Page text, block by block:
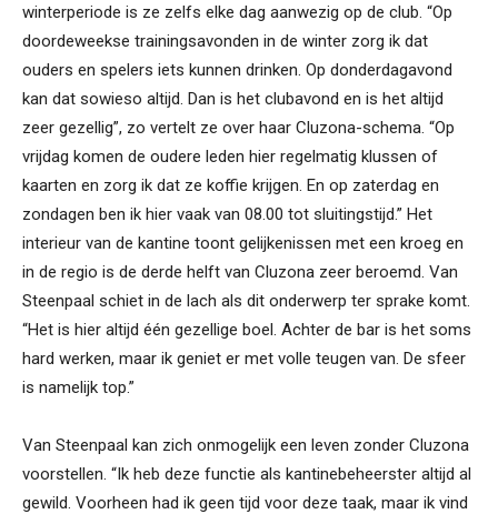
winterperiode is ze zelfs elke dag aanwezig op de club. “Op
doordeweekse trainingsavonden in de winter zorg ik dat
ouders en spelers iets kunnen drinken. Op donderdagavond
kan dat sowieso altijd. Dan is het clubavond en is het altijd
zeer gezellig”, zo vertelt ze over haar Cluzona-schema. “Op
vrijdag komen de oudere leden hier regelmatig klussen of
kaarten en zorg ik dat ze koffie krijgen. En op zaterdag en
zondagen ben ik hier vaak van 08.00 tot sluitingstijd.” Het
interieur van de kantine toont gelijkenissen met een kroeg en
in de regio is de derde helft van Cluzona zeer beroemd. Van
Steenpaal schiet in de lach als dit onderwerp ter sprake komt.
“Het is hier altijd één gezellige boel. Achter de bar is het soms
hard werken, maar ik geniet er met volle teugen van. De sfeer
is namelijk top.”
Van Steenpaal kan zich onmogelijk een leven zonder Cluzona
voorstellen. “Ik heb deze functie als kantinebeheerster altijd al
gewild. Voorheen had ik geen tijd voor deze taak, maar ik vind